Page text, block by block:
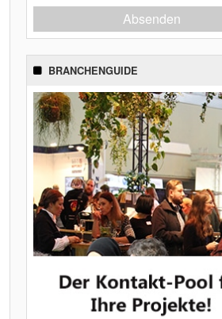
Absenden
BRANCHENGUIDE